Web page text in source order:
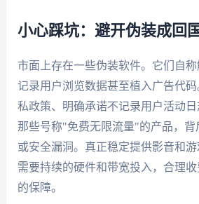
小心踩坑：避开伪装成回
市面上存在一些伪装软件。它们自
记录用户浏览数据甚至植入广告代
私政策、明确承诺不记录用户活动
那些号称"免费无限流量"的产品，
或安全漏洞。真正稳定提供影音和
需要持续的硬件和带宽投入，合理
的保障。